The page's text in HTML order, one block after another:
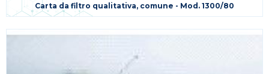
Carta da filtro qualitativa, comune - Mod. 1300/80